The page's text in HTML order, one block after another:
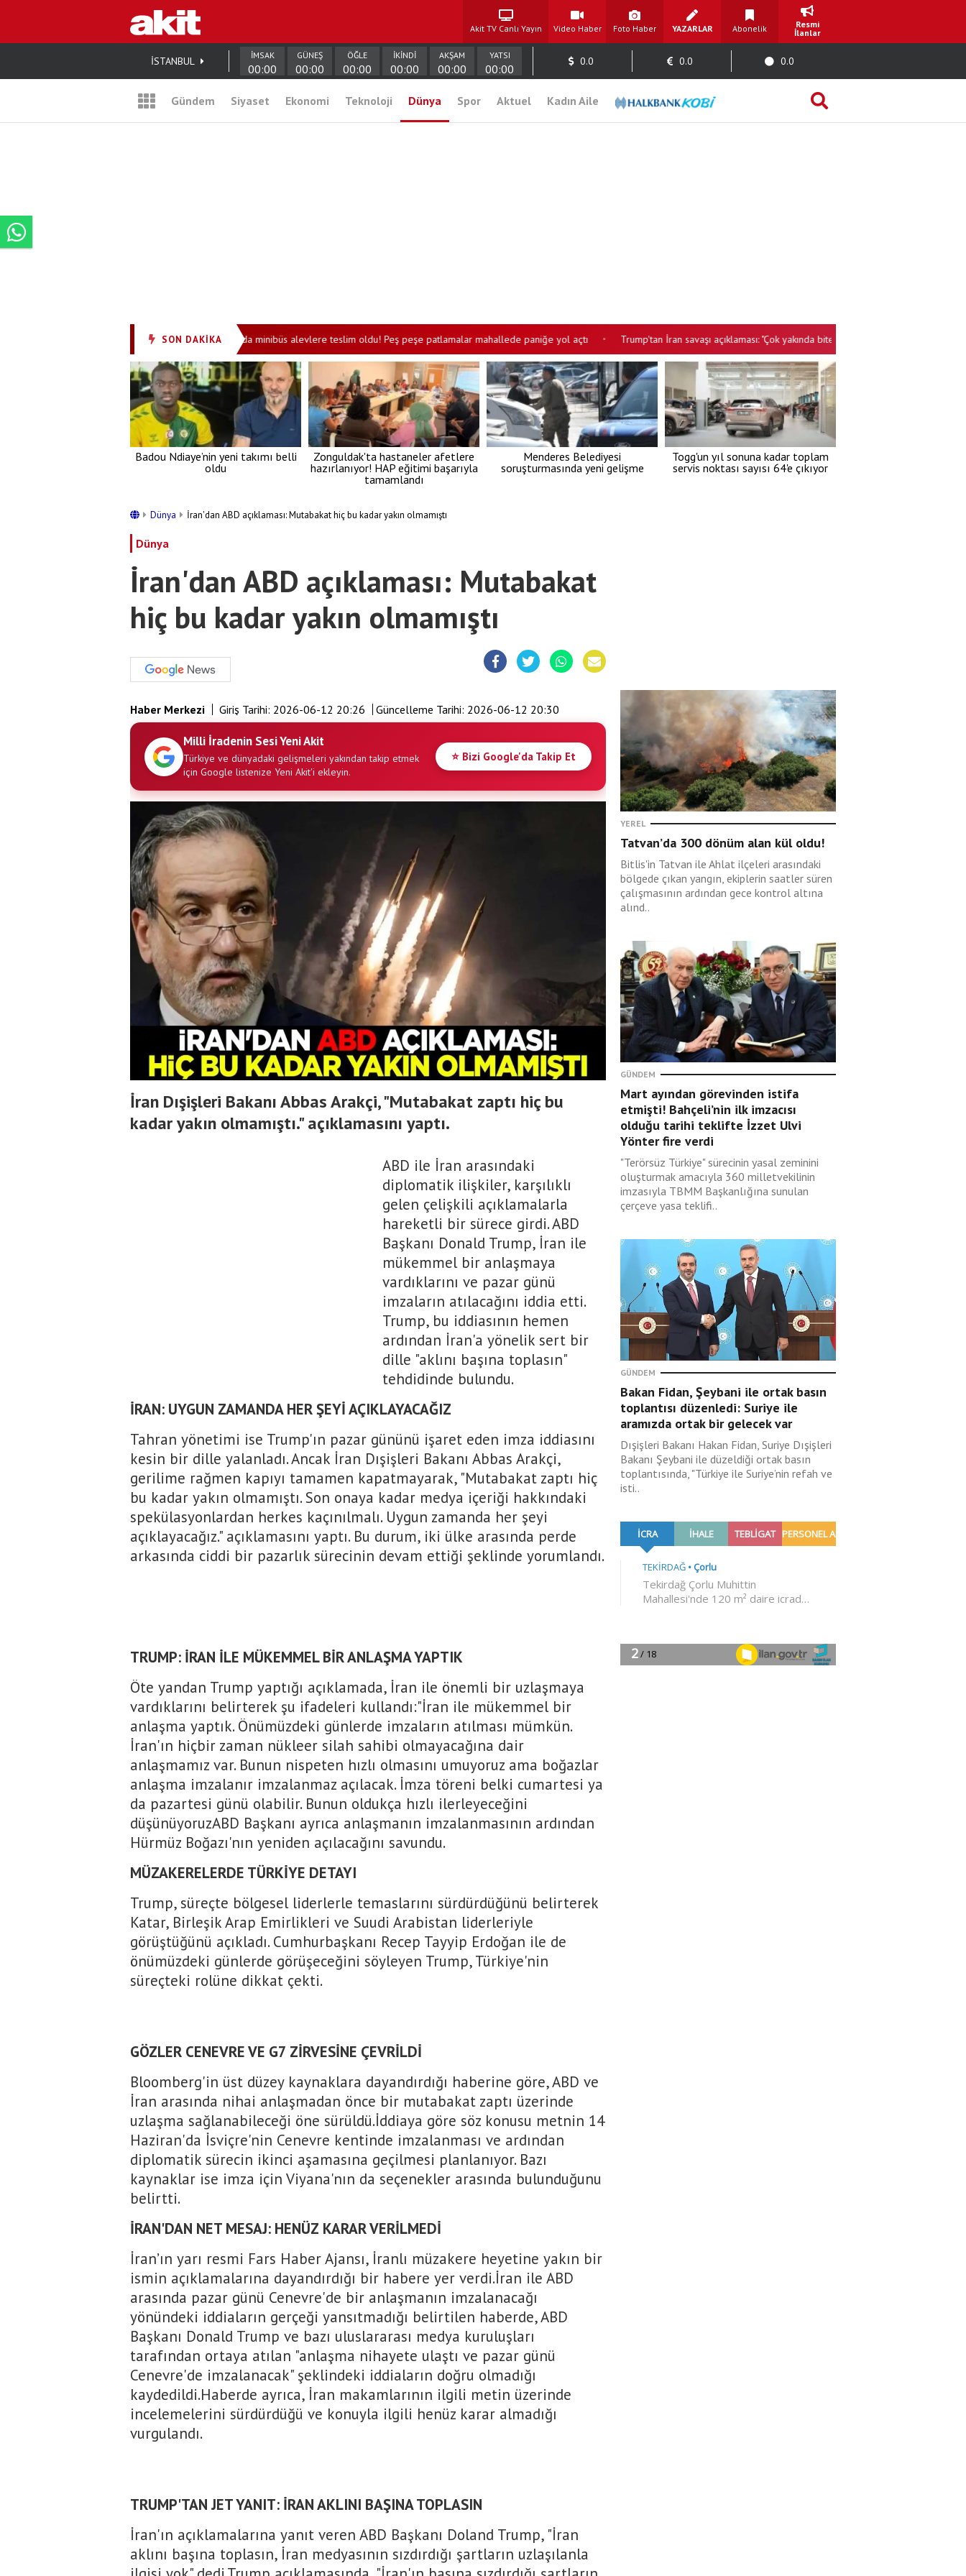
Akit TV Canlı Yayın Video Haber Foto Haber YAZARLAR Abonelik
Resmi
İlanlar
İSTANBUL İMSAK
00:00
GÜNEŞ
00:00
ÖĞLE
00:00
İKİNDİ
00:00
AKŞAM
00:00
YATSI
00:00
0.0 0.0 0.0
Gündem Siyaset Ekonomi Teknoloji Dünya Spor Aktuel Kadın Aile
SON DAKİKA
81 ilde 30 bin personel alınacak • Kartal'da minibüs alevlere teslim oldu! Peş peşe patlamalar mahallede paniğe yol açtı • Trump'tan İran savaşı açıklaması: "Çok yakında bitecek, daha fazla dayanamazlar"
Badou Ndiaye’nin yeni takımı belli
oldu
Zonguldak'ta hastaneler afetlere
hazırlanıyor! HAP eğitimi başarıyla
tamamlandı
Menderes Belediyesi
soruşturmasında yeni gelişme
Togg'un yıl sonuna kadar toplam
servis noktası sayısı 64'e çıkıyor
Dünya İran'dan ABD açıklaması: Mutabakat hiç bu kadar yakın olmamıştı
Dünya
İran'dan ABD açıklaması: Mutabakat
hiç bu kadar yakın olmamıştı
Haber Merkezi Giriş Tarihi: 2026-06-12 20:26 Güncelleme Tarihi: 2026-06-12 20:30
Milli İradenin Sesi Yeni Akit
Türkiye ve dünyadaki gelişmeleri yakından takip etmek
için Google listenize Yeni Akit'i ekleyin.
⭐ Bizi Google'da Takip Et
İran Dışişleri Bakanı Abbas Arakçi, "Mutabakat zaptı hiç bu
kadar yakın olmamıştı." açıklamasını yaptı.
ABD ile İran arasındaki
diplomatik ilişkiler, karşılıklı
gelen çelişkili açıklamalarla
hareketli bir sürece girdi. ABD
Başkanı Donald Trump, İran ile
mükemmel bir anlaşmaya
vardıklarını ve pazar günü
imzaların atılacağını iddia etti.
Trump, bu iddiasının hemen
ardından İran'a yönelik sert bir
dille "aklını başına toplasın"
tehdidinde bulundu.
İRAN: UYGUN ZAMANDA HER ŞEYİ AÇIKLAYACAĞIZ
Tahran yönetimi ise Trump'ın pazar gününü işaret eden imza iddiasını
kesin bir dille yalanladı. Ancak İran Dışişleri Bakanı Abbas Arakçi,
gerilime rağmen kapıyı tamamen kapatmayarak, "Mutabakat zaptı hiç
bu kadar yakın olmamıştı. Son onaya kadar medya içeriği hakkındaki
spekülasyonlardan herkes kaçınılmalı. Uygun zamanda her şeyi
açıklayacağız." açıklamasını yaptı. Bu durum, iki ülke arasında perde
arkasında ciddi bir pazarlık sürecinin devam ettiği şeklinde yorumlandı.
TRUMP: İRAN İLE MÜKEMMEL BİR ANLAŞMA YAPTIK
Öte yandan Trump yaptığı açıklamada, İran ile önemli bir uzlaşmaya
vardıklarını belirterek şu ifadeleri kullandı:"İran ile mükemmel bir
anlaşma yaptık. Önümüzdeki günlerde imzaların atılması mümkün.
İran'ın hiçbir zaman nükleer silah sahibi olmayacağına dair
anlaşmamız var. Bunun nispeten hızlı olmasını umuyoruz ama boğazlar
anlaşma imzalanır imzalanmaz açılacak. İmza töreni belki cumartesi ya
da pazartesi günü olabilir. Bunun oldukça hızlı ilerleyeceğini
düşünüyoruzABD Başkanı ayrıca anlaşmanın imzalanmasının ardından
Hürmüz Boğazı'nın yeniden açılacağını savundu.
MÜZAKERELERDE TÜRKİYE DETAYI
Trump, süreçte bölgesel liderlerle temaslarını sürdürdüğünü belirterek
Katar, Birleşik Arap Emirlikleri ve Suudi Arabistan liderleriyle
görüştüğünü açıkladı. Cumhurbaşkanı Recep Tayyip Erdoğan ile de
önümüzdeki günlerde görüşeceğini söyleyen Trump, Türkiye'nin
süreçteki rolüne dikkat çekti.
GÖZLER CENEVRE VE G7 ZİRVESİNE ÇEVRİLDİ
Bloomberg'in üst düzey kaynaklara dayandırdığı haberine göre, ABD ve
İran arasında nihai anlaşmadan önce bir mutabakat zaptı üzerinde
uzlaşma sağlanabileceği öne sürüldü.İddiaya göre söz konusu metnin 14
Haziran'da İsviçre'nin Cenevre kentinde imzalanması ve ardından
diplomatik sürecin ikinci aşamasına geçilmesi planlanıyor. Bazı
kaynaklar ise imza için Viyana'nın da seçenekler arasında bulunduğunu
belirtti.
İRAN'DAN NET MESAJ: HENÜZ KARAR VERİLMEDİ
İran’ın yarı resmi Fars Haber Ajansı, İranlı müzakere heyetine yakın bir
ismin açıklamalarına dayandırdığı bir habere yer verdi.İran ile ABD
arasında pazar günü Cenevre'de bir anlaşmanın imzalanacağı
yönündeki iddiaların gerçeği yansıtmadığı belirtilen haberde, ABD
Başkanı Donald Trump ve bazı uluslararası medya kuruluşları
tarafından ortaya atılan "anlaşma nihayete ulaştı ve pazar günü
Cenevre'de imzalanacak" şeklindeki iddiaların doğru olmadığı
kaydedildi.Haberde ayrıca, İran makamlarının ilgili metin üzerinde
incelemelerini sürdürdüğü ve konuyla ilgili henüz karar almadığı
vurgulandı.
TRUMP'TAN JET YANIT: İRAN AKLINI BAŞINA TOPLASIN
İran'ın açıklamalarına yanıt veren ABD Başkanı Doland Trump, "İran
aklını başına toplasın, İran medyasının sızdırdığı şartların uzlaşılanla
YEREL
Tatvan’da 300 dönüm alan kül oldu!
Bitlis'in Tatvan ile Ahlat ilçeleri arasındaki
bölgede çıkan yangın, ekiplerin saatler süren
çalışmasının ardından gece kontrol altına
alınd..
GÜNDEM
Mart ayından görevinden istifa
etmişti! Bahçeli’nin ilk imzacısı
olduğu tarihi teklifte İzzet Ulvi
Yönter fire verdi
"Terörsüz Türkiye" sürecinin yasal zeminini
oluşturmak amacıyla 360 milletvekilinin
imzasıyla TBMM Başkanlığına sunulan
çerçeve yasa teklifi..
GÜNDEM
Bakan Fidan, Şeybani ile ortak basın
toplantısı düzenledi: Suriye ile
aramızda ortak bir gelecek var
Dışişleri Bakanı Hakan Fidan, Suriye Dışişleri
Bakanı Şeybani ile düzeldiği ortak basın
toplantısında, "Türkiye ile Suriye’nin refah ve
isti..